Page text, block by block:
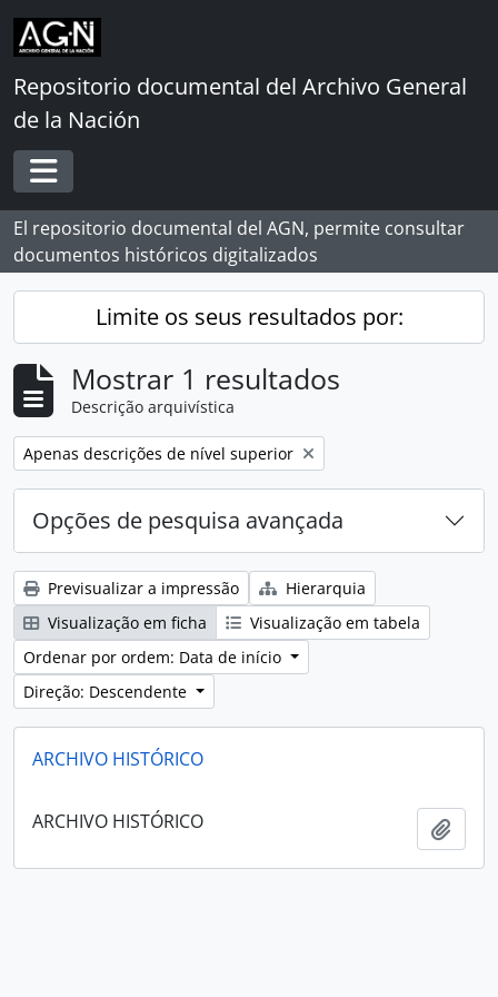
Skip to main content
Repositorio documental del Archivo General
de la Nación
Toggle navigation
El repositorio documental del AGN, permite consultar
documentos históricos digitalizados
Limite os seus resultados por:
Mostrar 1 resultados
Descrição arquivística
Remover filtro:
Apenas descrições de nível superior
Opções de pesquisa avançada
Previsualizar a impressão
Hierarquia
Visualização em ficha
Visualização em tabela
Ordenar por ordem: Data de início
Direção: Descendente
ARCHIVO HISTÓRICO
ARCHIVO HISTÓRICO